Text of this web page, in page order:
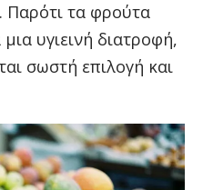
Παρότι τα φρούτα
μια υγιεινή διατροφή,
σωστή επιλογή και